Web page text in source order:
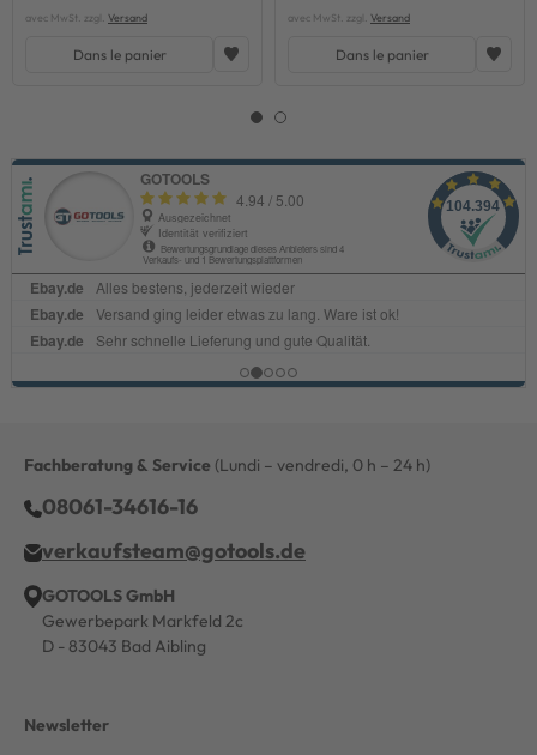
avec MwSt. zzgl. Versand
Dans le panier
avec MwSt. zzgl. Versand
Dans le panier
Fachberatung & Service (Lundi – vendredi, 0 h – 24 h)
08061-34616-16
verkaufsteam@gotools.de
GOTOOLS GmbH
Gewerbepark Markfeld 2c
D - 83043 Bad Aibling
Newsletter